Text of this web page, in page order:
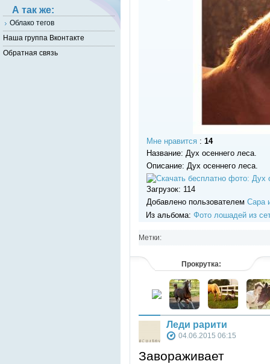
Мне нравится : 14
Название: Дух осеннего леса.
Описание: Дух осеннего леса.
Загрузок: 114
Добавлено пользователем Сара
Из альбома: Фото лошадей из
Метки:
Прокрутка:
Леди рарити
04.06.2015 06:15
Завораживает
А так же:
Облако тегов
Наша группа Вконтакте
Обратная связь